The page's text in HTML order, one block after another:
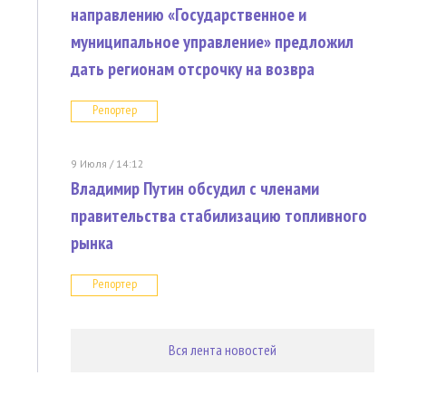
направлению «Государственное и
муниципальное управление» предложил
дать регионам отсрочку на возвра
Репортер
9 Июля / 14:12
Владимир Путин обсудил с членами
правительства стабилизацию топливного
рынка
Репортер
Вся лента новостей